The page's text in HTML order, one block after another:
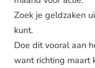
Zoek je geldzaken
kunt.
Doe dit vooral aan
want richting maart